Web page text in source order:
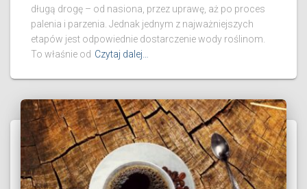
długą drogę – od nasiona, przez uprawę, aż po proces
palenia i parzenia. Jednak jednym z najważniejszych
etapów jest odpowiednie dostarczenie wody roślinom.
To właśnie od Czytaj dalej…